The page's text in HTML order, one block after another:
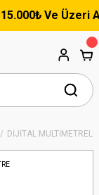
Ve Üzeri
DİJİTAL